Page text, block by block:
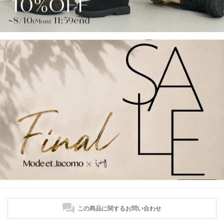
この商品に関するお問い合わせ